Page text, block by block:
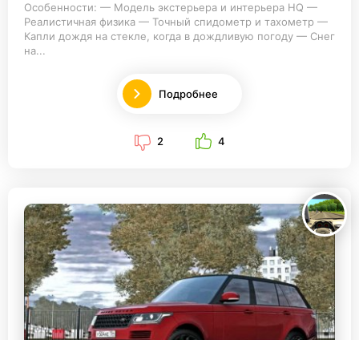
Особенности: — Модель экстерьера и интерьера HQ —
Реалистичная физика — Точный спидометр и тахометр —
Капли дождя на стекле, когда в дождливую погоду — Снег
на...
Подробнее
2 4